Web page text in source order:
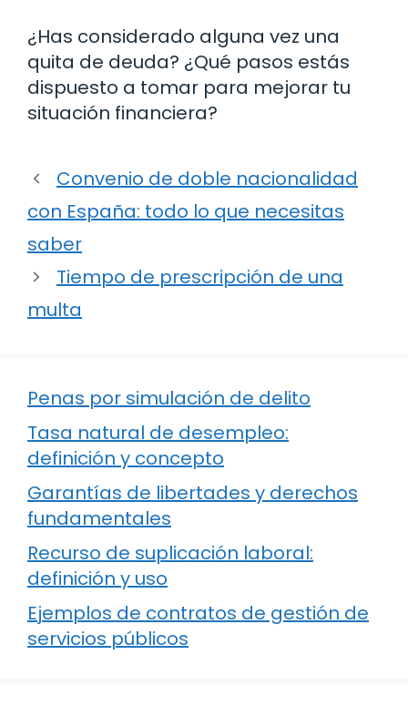
¿Has considerado alguna vez una
quita de deuda? ¿Qué pasos estás
dispuesto a tomar para mejorar tu
situación financiera?
Convenio de doble nacionalidad
con España: todo lo que necesitas
saber
Tiempo de prescripción de una
multa
Penas por simulación de delito
Tasa natural de desempleo:
definición y concepto
Garantías de libertades y derechos
fundamentales
Recurso de suplicación laboral:
definición y uso
Ejemplos de contratos de gestión de
servicios públicos